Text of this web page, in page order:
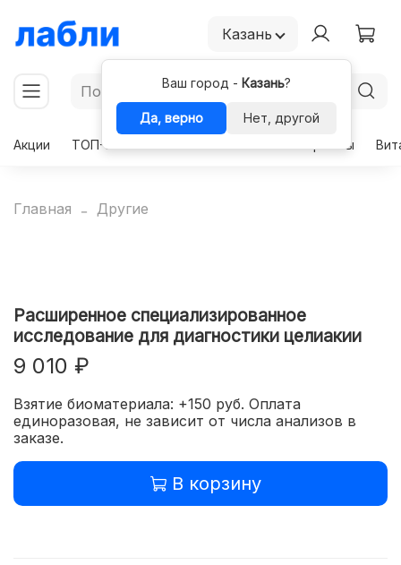
Казань
Ваш город - Казань?
Да, верно
Нет, другой
Акции
ТОП-50 Гормоны
Главная Другие
Расширенное специализированное
исследование для диагностики целиакии
9 010 ₽
Взятие биоматериала: +150 руб. Оплата
единоразовая, не зависит от числа анализов в
заказе.
В корзину